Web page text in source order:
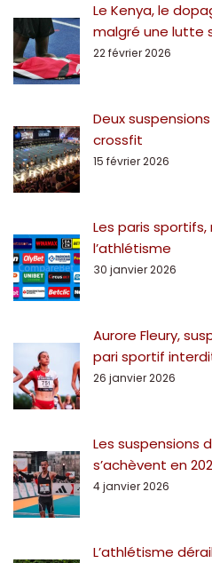
Le Kenya, le
malgré une lutte
22 février 2026
Deux
crossfit
15 février 2026
Les paris
l’athlétisme
30 janvier 2026
Aurore Fleury,
pari sportif
26 janvier 2026
Les suspensions
s’achèvent en
4 janvier 2026
L’athlétisme